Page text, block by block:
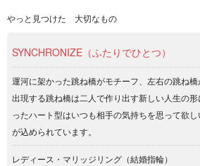
やっと見つけた 大切なもの
SYNCHRONIZE（ふたりでひとつ）
運河に架かった跳ね橋がモチーフ、左右の跳ね
出現する跳ね橋は二人で作り出す新しい人生の
ったハート型はいつも相手の気持ちを思って欲
が込められています。
レディース・マリッジリング（結婚指輪）